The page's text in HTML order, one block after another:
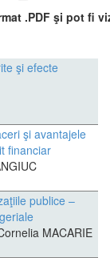
.PDF şi pot fi
şi efecte
şi avantajele
financiar
publice –
MACARIE